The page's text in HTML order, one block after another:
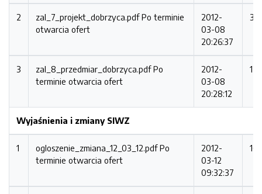
2 zal_7_projekt_dobrzyca.pdfPo terminie
otwarcia ofert
2012-
03-08
20:26:37
3 zal_8_przedmiar_dobrzyca.pdfPo
terminie otwarcia ofert
2012-
03-08
20:28:12
Wyjaśnienia i zmiany SIWZ
1 ogloszenie_zmiana_12_03_12.pdfPo
terminie otwarcia ofert
2012-
03-12
09:32:37